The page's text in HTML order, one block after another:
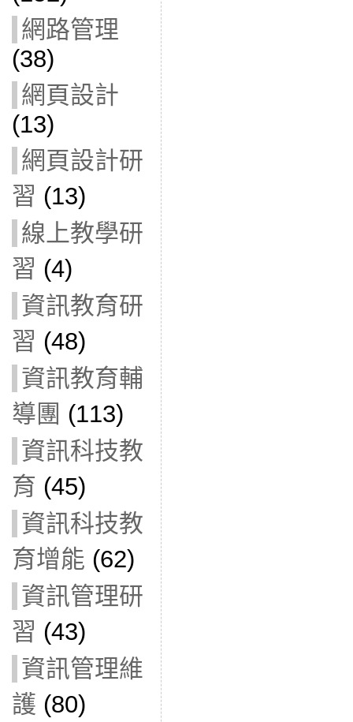
網路管理
(38)
網頁設計
(13)
網頁設計研
習 (13)
線上教學研
習 (4)
資訊教育研
習 (48)
資訊教育輔
導團 (113)
資訊科技教
育 (45)
資訊科技教
育增能 (62)
資訊管理研
習 (43)
資訊管理維
護 (80)